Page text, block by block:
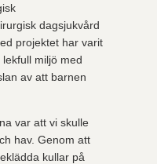
dagsjukvård
projektet har varit
miljö med
av att barnen
var att vi skulle
hav. Genom att
kullar på